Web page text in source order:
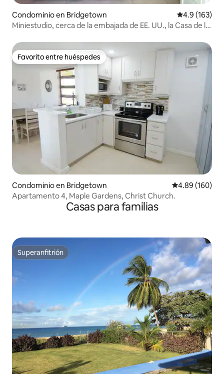
Condominio en Bridgetown Calificación
4.9 (163)
Miniestudio, cerca de la embajada de EE. UU., la Casa de la
Favorito entre huéspedes
Favorito entre huéspedes
Condominio en Bridgetown Calificación
4.89 (160)
Apartamento 4, Maple Gardens, Christ Church.
Casas para familias
Superanfitrión
Superanfitrión